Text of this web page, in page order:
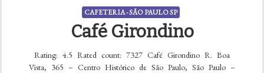
CAFETERIA - SÃO PAULO SP
Café Girondino
Rating: 4.5 Rated count: 7327 Café Girondino R. Boa
Vista, 365 – Centro Histórico de São Paulo, São Paulo –